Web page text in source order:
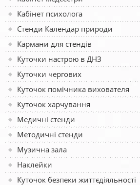
Кабінет психолога
Стенди Календар природи
Кармани для стендів
Куточки настрою в ДНЗ
Куточки чергових
Куточок помічника вихователя
Куточок харчування
Медичні стенди
Методичні стенди
Музична зала
Наклейки
Куточок безпеки життєдіяльності